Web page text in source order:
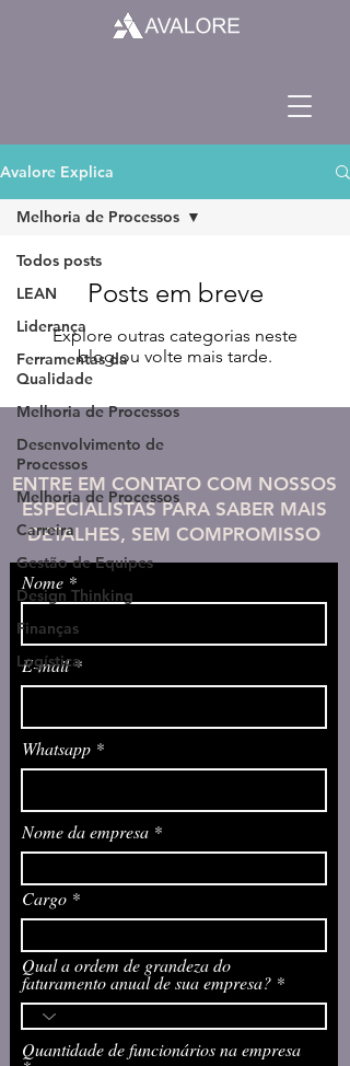
Avalore Explica
Todos posts
LEAN
Liderança
Ferramentas da
Qualidade
Melhoria de Processos
Desenvolvimento de
Processos
Melhoria de Processos
Carreira
Gestão de Equipes
Design Thinking
Finanças
Logística
Melhoria de Processos
Posts em breve
Explore outras categorias neste
blog ou volte mais tarde.
ENTRE EM CONTATO COM NOSSOS
ESPECIALISTAS PARA SABER MAIS
DETALHES, SEM COMPROMISSO
Nome
E-mail
Whatsapp
Nome da empresa
Cargo
Qual a ordem de grandeza do
faturamento anual de sua empresa?
Quantidade de funcionários na empresa